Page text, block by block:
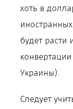
хоть в
будет расти
Украины).
Следует